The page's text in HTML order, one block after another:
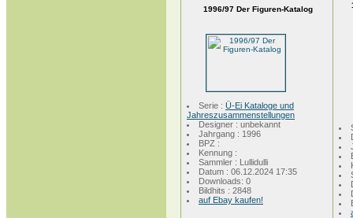
1996/97 Der Figuren-Katalog
Serie : Ü-Ei Kataloge und
Jahreszusammenstellungen
Designer : unbekannt
Jahrgang : 1996
BPZ :
Kennung :
Sammler : Lullidulli
Datum : 06.12.2024 17:35
Downloads: 0
Bildhits : 2848
auf Ebay kaufen!